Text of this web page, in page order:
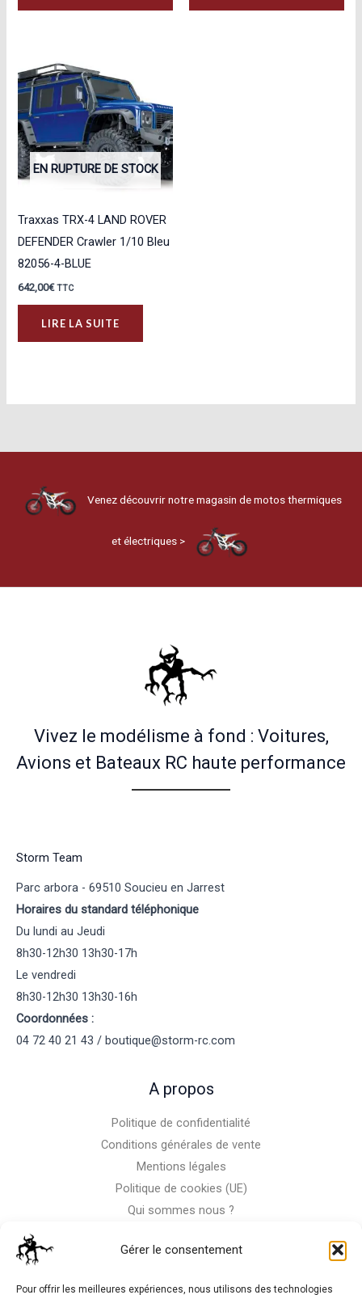
Gérer le consentement
Pour offrir les meilleures expériences, nous utilisons des technologies
EN RUPTURE DE STOCK
Traxxas TRX-4 LAND ROVER
DEFENDER Crawler 1/10 Bleu
82056-4-BLUE
642,00€ TTC
LIRE LA SUITE
Venez découvrir notre magasin de motos thermiques
et électriques >
Vivez le modélisme à fond : Voitures,
Avions et Bateaux RC haute performance
Storm Team
Parc arbora - 69510 Soucieu en Jarrest
Horaires du standard téléphonique
Du lundi au Jeudi
8h30-12h30 13h30-17h
Le vendredi
8h30-12h30 13h30-16h
Coordonnées :
04 72 40 21 43 / boutique@storm-rc.com
A propos
Politique de confidentialité
Conditions générales de vente
Mentions légales
Politique de cookies (UE)
Qui sommes nous ?